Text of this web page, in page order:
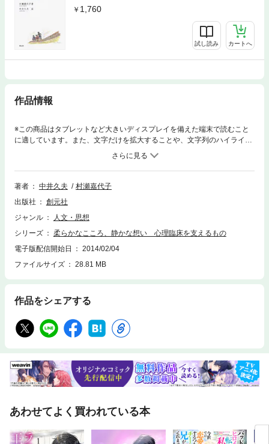
1,760
試し読み カートへ
作品情報
※この商品はタブレットなど大きいディスプレイを備えた端末で読むこと
に適しています。また、文字だけを拡大することや、文字列のハイライ
ト、検索、辞書の参照、引用などの機能が使用できません。人生を豊かに
彩るさまざまな「出会い」、緊張をはらむ臨床の場に、柔らかく瑞々しく
息づく永遠の童心…熟練心理臨床家の初のエッセイ。
著者
中井久夫
村瀬嘉代子
出版社
創元社
ジャンル
人文・思想
シリーズ
柔らかなこころ、静かな想い 心理臨床を支えるもの
電子版配信開始日
2014/02/04
ファイルサイズ
28.81 MB
作品をシェアする
あわせてよく買われている本